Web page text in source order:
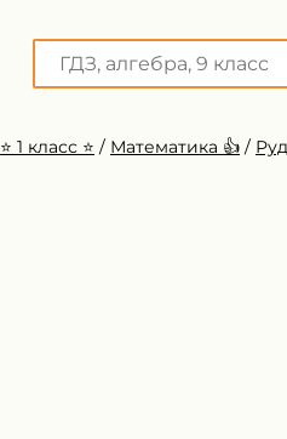
⭐️ 1 класс ⭐️ / Математика 👍 /